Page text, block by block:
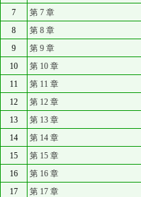
7
第 7 章
8
第 8 章
9
第 9 章
10
第 10 章
11
第 11 章
12
第 12 章
13
第 13 章
14
第 14 章
15
第 15 章
16
第 16 章
17
第 17 章